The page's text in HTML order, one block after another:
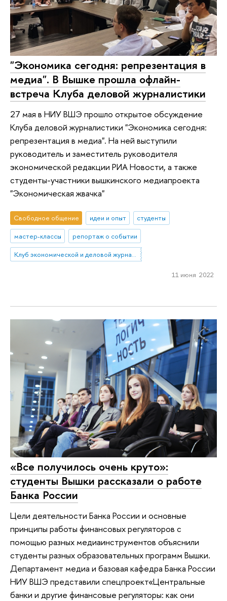
"Экономика сегодня: репрезентация в
медиа". В Вышке прошла офлайн-
встреча Клуба деловой журналистики
27 мая в НИУ ВШЭ прошло открытое обсуждение
Клуба деловой журналистики "Экономика сегодня:
репрезентация в медиа". На ней выступили
руководитель и заместитель руководителя
экономической редакции РИА Новости, а также
студенты-участники вышкинского медиапроекта
"Экономическая жвачка"
Свободное общение идеи и опыт
студенты
мастер-классы
репортаж о событии
Клуб экономической и деловой журналистики
11 июня 2022
«Все получилось очень круто»:
студенты Вышки рассказали о работе
Банка России
Цели деятельности Банка России и основные
принципы работы финансовых регуляторов с
помощью разных медиаинструментов объяснили
студенты разных образовательных программ Вышки.
Департамент медиа и базовая кафедра Банка России
НИУ ВШЭ представили спецпроект«Центральные
банки и другие финансовые регуляторы: как они